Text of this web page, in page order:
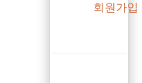
회원가입